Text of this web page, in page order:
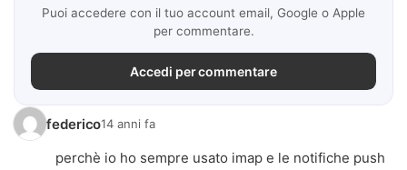
Puoi accedere con il tuo account email, Google o Apple
per commentare.
Accedi per commentare
federico14 anni fa
perchè io ho sempre usato imap e le notifiche push